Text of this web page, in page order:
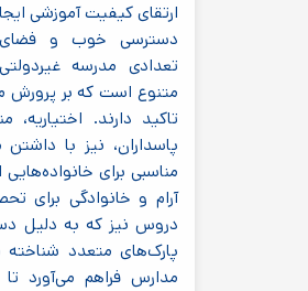
ارتقای کیفیت آموزشی ایجاد کرده‌اند.
دسترسی خوب و فضای مسکونی آرام،
تعدادی مدرسه غیردولتی با
متنوع است که بر پرورش مهارت‌های پایه
تاکید دارند. اختیاریه، منطقه‌ای دیگر
پاسداران، نیز با داشتن مدارس با
مناسبی برای خانواده‌هایی است که به
آرام و خانوادگی برای تحصیل
دروس نیز که به دلیل دسترسی به
پارک‌های متعدد شناخته می‌شود،
مدارس فراهم می‌آورد تا برنامه‌های